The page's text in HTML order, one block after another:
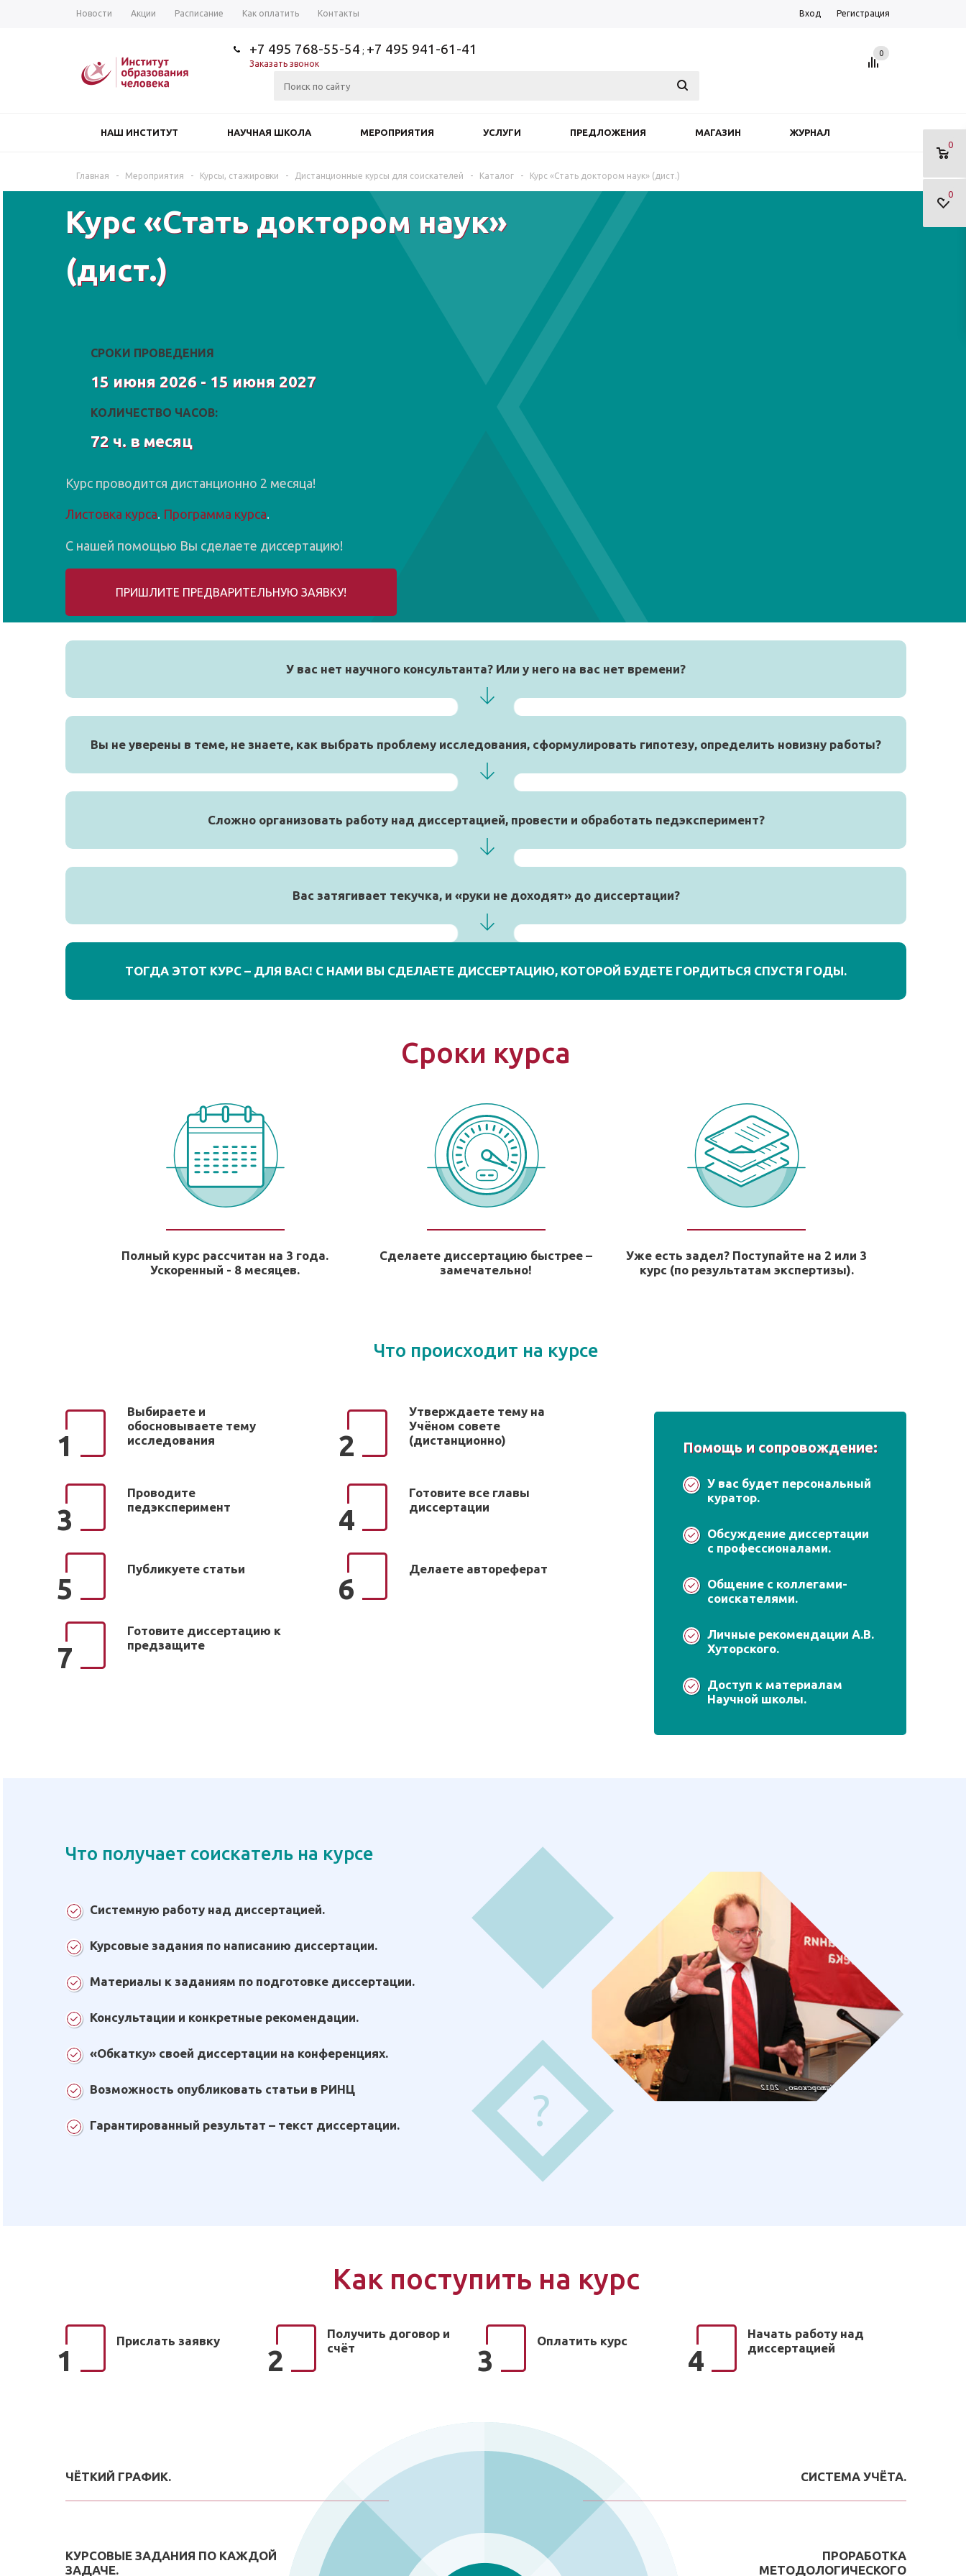
Новости Акции Расписание Как оплатить Контакты Вход Регистрация
+7 495 768-55-54 ; +7 495 941-61-41
Заказать звонок
0
0
0
НАШ ИНСТИТУТ НАУЧНАЯ ШКОЛА МЕРОПРИЯТИЯ УСЛУГИ ПРЕДЛОЖЕНИЯ МАГАЗИН ЖУРНАЛ
Главная - Мероприятия - Курсы, стажировки - Дистанционные курсы для соискателей - Каталог - Курс «Стать доктором наук» (дист.)
Курс «Стать доктором наук»
(дист.)
СРОКИ ПРОВЕДЕНИЯ
15 июня 2026 - 15 июня 2027
КОЛИЧЕСТВО ЧАСОВ:
72 ч. в месяц
Курс проводится дистанционно 2 месяца!
Листовка курса. Программа курса.
С нашей помощью Вы сделаете диссертацию!
ПРИШЛИТЕ ПРЕДВАРИТЕЛЬНУЮ ЗАЯВКУ!
У вас нет научного консультанта? Или у него на вас нет времени?
Вы не уверены в теме, не знаете, как выбрать проблему исследования, сформулировать гипотезу, определить новизну работы?
Сложно организовать работу над диссертацией, провести и обработать педэксперимент?
Вас затягивает текучка, и «руки не доходят» до диссертации?
ТОГДА ЭТОТ КУРС – ДЛЯ ВАС! С НАМИ ВЫ СДЕЛАЕТЕ ДИССЕРТАЦИЮ, КОТОРОЙ БУДЕТЕ ГОРДИТЬСЯ СПУСТЯ ГОДЫ.
Сроки курса
Полный курс рассчитан на 3 года.
Ускоренный - 8 месяцев.
Сделаете диссертацию быстрее –
замечательно!
Уже есть задел? Поступайте на 2 или 3
курс (по результатам экспертизы).
Что происходит на курсе
1
Выбираете и
обосновываете тему
исследования
2
Утверждаете тему на
Учёном совете
(дистанционно)
3
Проводите
педэксперимент
4
Готовите все главы
диссертации
5
Публикуете статьи
6
Делаете автореферат
7
Готовите диссертацию к
предзащите
Помощь и сопровождение:
У вас будет персональный
куратор.
Обсуждение диссертации
с профессионалами.
Общение с коллегами-
соискателями.
Личные рекомендации А.В.
Хуторского.
Доступ к материалам
Научной школы.
Что получает соискатель на курсе
Системную работу над диссертацией.
Курсовые задания по написанию диссертации.
Материалы к заданиям по подготовке диссертации.
Консультации и конкретные рекомендации.
«Обкатку» своей диссертации на конференциях.
Возможность опубликовать статьи в РИНЦ
Гарантированный результат – текст диссертации. ?
Как поступить на курс
1
Прислать заявку
2
Получить договор и
счёт
3
Оплатить курс
4
Начать работу над
диссертацией
ЧЁТКИЙ ГРАФИК.
КУРСОВЫЕ ЗАДАНИЯ ПО КАЖДОЙ
ЗАДАЧЕ.
СИСТЕМА УЧЁТА.
ПРОРАБОТКА
МЕТОДОЛОГИЧЕСКОГО